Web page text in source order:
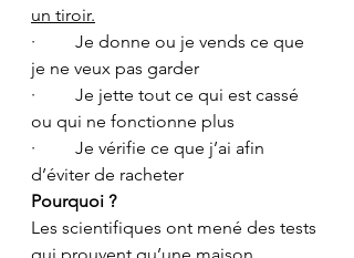
un tiroir.
·         Je donne ou je vends ce que
je ne veux pas garder
·         Je jette tout ce qui est cassé
ou qui ne fonctionne plus
·         Je vérifie ce que j’ai afin
d’éviter de racheter
Pourquoi ?
Les scientifiques ont mené des tests